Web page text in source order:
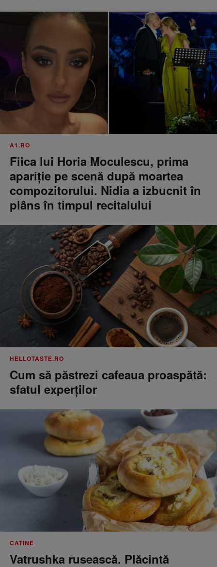
A1.RO
Fiica lui Horia Moculescu, prima
apariție pe scenă după moartea
compozitorului. Nidia a izbucnit în
plâns în timpul recitalului
HELLOTASTE.RO
Cum să păstrezi cafeaua proaspătă:
sfatul experților
CATINE
Vatrushka rusească. Plăcintă